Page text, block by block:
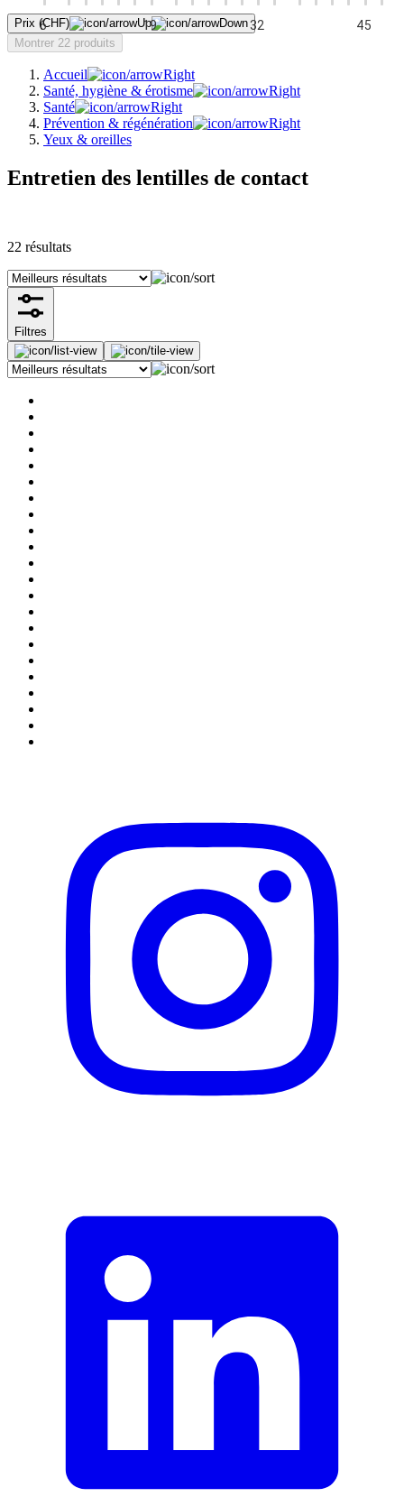
6 19 32 45
Prix (CHF)
Montrer 22 produits
Accueil
Santé, hygiène & érotisme
Santé
Prévention & régénération
Yeux & oreilles
Entretien des lentilles de contact
22 résultats
Filtres